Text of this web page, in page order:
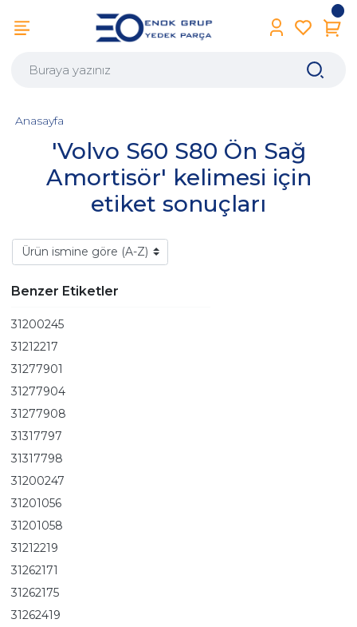
'Volvo S60 S80 Ön Sağ
Amortisör' kelimesi için
etiket sonuçları
Anasayfa
Benzer Etiketler
31200245
31212217
31277901
31277904
31277908
31317797
31317798
31200247
31201056
31201058
31212219
31262171
31262175
31262419